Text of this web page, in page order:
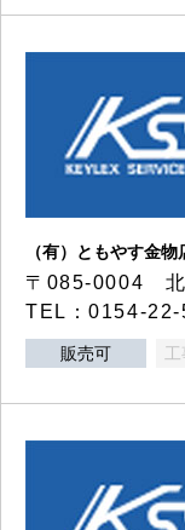
（有）ともやす金物
〒085-0004 北
TEL：0154-22-
販売可